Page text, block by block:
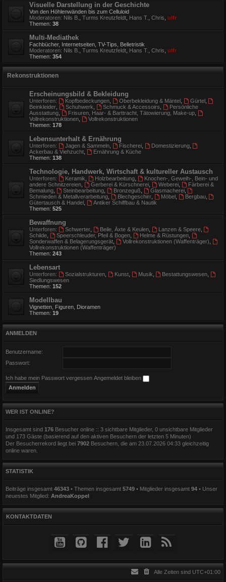
Visuelle Darstellung in der Geschichte
Von den Höhlenwänden bis zum Celluloid
Moderatoren: Nils B. Turms Kreutzfeldt Hans T. Chris ulfr
Themen: 38
Multi-Mediathek
Fachbücher, Internetseiten, TV-Tips, Belletristik
Moderatoren: Nils B. Turms Kreutzfeldt Hans T. Chris ulfr
Themen: 354
Rekonstruktionen
Erscheinungsbild & Bekleidung
Unterforen: Kopfbedeckungen, Oberbekleidung & Mäntel Gürtel
Beinkleider
Schuhwerk Schmuck & Accessoirs
Persönliche
Ausstattung
Frisuren, Haar- & Barttracht, Tätowierung, Make-up,
Vollrekonstruktionen
Vollrekonstruktionen
Themen: 178
Lebensunterhalt & Ernährung
Unterforen: Jagen & Sammeln, Fischerei, Domestizierung,
Ackerbau & Viehzucht
Ernährung & Küche
Themen: 138
Technologie, Handwerk, Wirtschaft & kultureller Austausch
Unterforen: Keramik Holzbearbeitung,
Knochen-, Geweih-, Bein- und
andere Schnitzereien
Gerberei & Kürschnerei, Weberei,
Färberei &
Bemalung
Steinbearbeitung, Bronzeguß Glasmacherei,
Schmieden & Metallverarbeitung
Blechgeschirr, Möbel Bergbau,
Gütertausch & Handel
Antiker Schiffbau & Nautik
Themen: 525
Bewaffnung
Unterforen: Schwerter, Beile, Äxte & Keulen, Lanzen & Speere,
Schilde
Speerschleuder, Pfeil & Bogen, Helme & Rüstungen,
Sonderwaffen & Belagerungsgerät
Vollrekonstruktionen (Waffenträger)
Vollrekonstruktionen (Waffenträger)
Themen: 243
Lebensart
Unterforen: Sozialstrukturen, Kunst, Musik Bestattungswesen
Siedlungswesen
Themen: 152
Modellbau
Vignetten, Figuren, Dioramen
Themen: 19
ANMELDEN
Benutzername:
Passwort:
Ich habe mein Passwort vergessen Angemeldet bleiben
WER IST ONLINE?
Insgesamt sind 176 Besucher online :: 3 sichtbare Mitglieder, 0 unsichtbare Mitglieder
und 173 Gäste (basierend auf den aktiven Besuchern der letzten 5 Minuten)
Der Besucherrekord liegt bei 7902 Besuchern, die am 23.07.2026 04:33 gleichzeitig
online waren.
STATISTIK
Beiträge insgesamt 46343 • Themen insgesamt 5749 • Mitglieder insgesamt 94 • Unser
neuestes Mitglied: AndreaKoppel
KONTAKTDATEN
Alle Zeiten sind UTC+01:00